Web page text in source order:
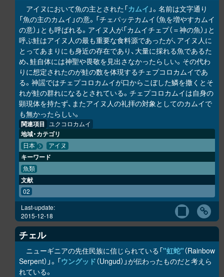
アイヌにおいて魚の主とされた「カムイ 」。名前は文字通り
「魚の主のカムイ」の意。「チェパッテカムイ（魚を増やすカムイ
の意）」とも呼ばれる。アイヌ人が「カムイチェプ（＝神の魚）」と
呼ぶ鮭はアイヌ人の最も重要な食料源であったが、アイヌ人に
とってあまりにも身近の存在であり、大量に採れる魚であるた
め、鮭自体には神聖や畏敬を見出さなかったらしい。その代わ
りに想定されたのが鮭の数を体現するチェプコ ロカムイであ
る。神謡ではチェプコ ロカムイが口からこぼした鱗を撒くとそ
れが鮭の群れになるとされている。チェプコ ロカムイは自身の
顕現体を持たず、またアイヌ人の礼拝の対象としてのカムイで
も無かったらしい。
関連項目 ユ ク コ ロカムイ
地域・カテゴリ
日本 アイヌ
キーワード
魚類
文献
02
Last-update:
2015-12-18
チェル
ニューギニアの先住民族に信じられている「"虹蛇"（Rainbow
Serpent）」。「ウングッド（Ungud）」が伝わったものだと考えら
れている。